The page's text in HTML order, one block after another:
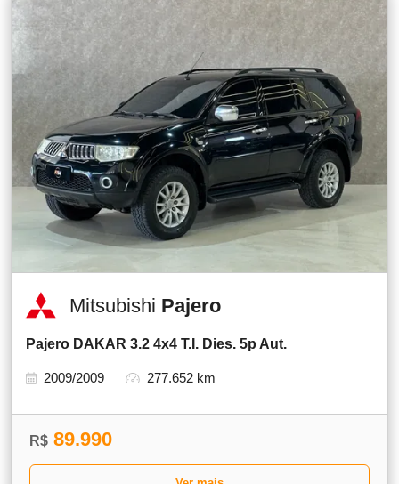
Mitsubishi Pajero
Pajero DAKAR 3.2 4x4 T.I. Dies. 5p Aut.
2009/2009 277.652 km
R$ 89.990